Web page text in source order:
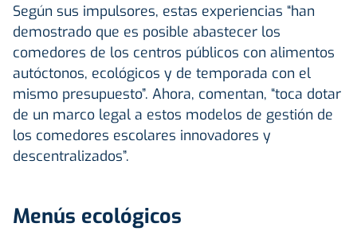
Según sus impulsores, estas experiencias “han
demostrado que es posible abastecer los
comedores de los centros públicos con alimentos
autóctonos, ecológicos y de temporada con el
mismo presupuesto”. Ahora, comentan, “toca dotar
de un marco legal a estos modelos de gestión de
los comedores escolares innovadores y
descentralizados”.
Menús ecológicos